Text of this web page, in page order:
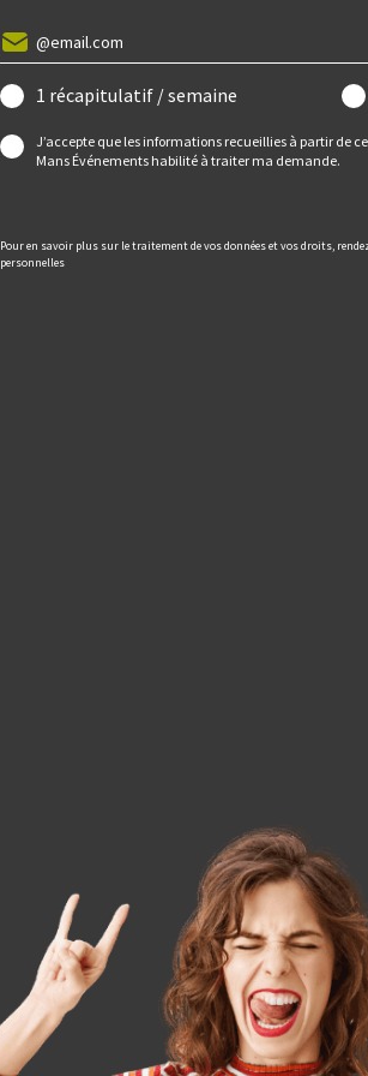
1 récapitulatif / semaine
J’accepte que les informations recueillies à partir de
Mans Événements habilité à traiter ma demande.
Pour en savoir plus sur le traitement de vos données et vos droits,
personnelles